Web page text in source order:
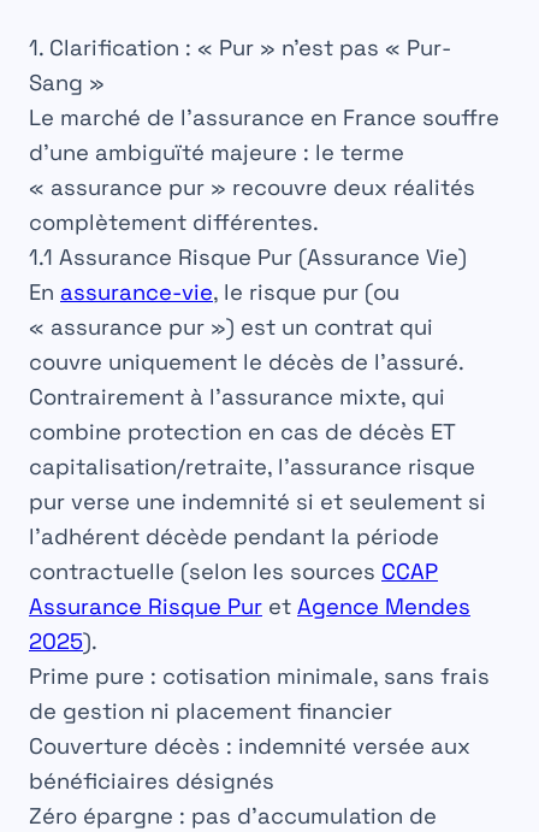
1. Clarification : « Pur » n’est pas « Pur-
Sang »
Le marché de l’assurance en France souffre
d’une ambiguïté majeure : le terme
« assurance pur » recouvre deux réalités
complètement différentes.
1.1 Assurance Risque Pur (Assurance Vie)
En assurance-vie, le risque pur (ou
« assurance pur ») est un contrat qui
couvre uniquement le décès de l’assuré.
Contrairement à l’assurance mixte, qui
combine protection en cas de décès ET
capitalisation/retraite, l’assurance risque
pur verse une indemnité si et seulement si
l’adhérent décède pendant la période
contractuelle (selon les sources CCAP
Assurance Risque Pur et Agence Mendes
2025).
Prime pure : cotisation minimale, sans frais
de gestion ni placement financier
Couverture décès : indemnité versée aux
bénéficiaires désignés
Zéro épargne : pas d’accumulation de